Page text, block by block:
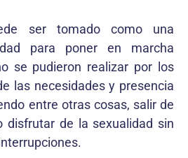
ser tomado como una
para poner en marcha
se pudieron realizar por los
las necesidades y presencia
entre otras cosas, salir de
disfrutar de la sexualidad sin